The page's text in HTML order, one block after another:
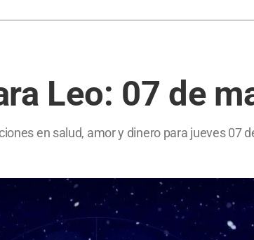
Leo: 07 de
en salud, amor y dinero para jueves 07